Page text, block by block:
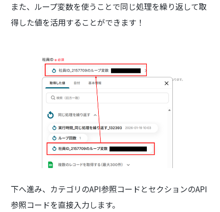
また、ループ変数を使うことで同じ処理を繰り返して取
得した値を活用することができます！
下へ進み、カテゴリのAPI参照コードとセクションのAPI
参照コードを直接入力します。